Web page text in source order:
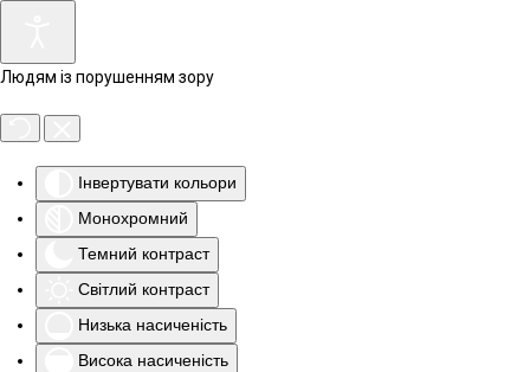
Людям із порушенням зору
Інвертувати кольори
Монохромний
Темний контраст
Світлий контраст
Низька насиченість
Висока насиченість